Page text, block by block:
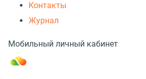
Контакты
Журнал
Мобильный личный кабинет